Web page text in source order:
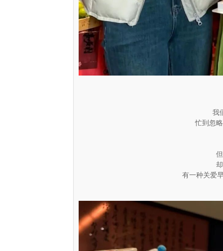
我
忙到忽
有一种关爱